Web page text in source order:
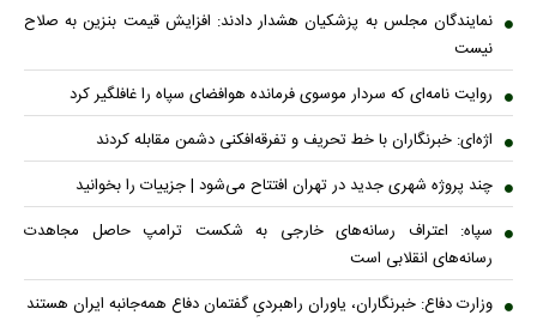
نمایندگان مجلس به پزشکیان هشدار دادند: افزایش قیمت بنزین به صلاح
نیست
روایت نامه‌ای که سردار موسوی فرمانده هوافضای سپاه را غافلگیر کرد
اژه‌ای: خبرنگاران با خط تحریف و تفرقه‌افکنی دشمن مقابله کردند
چند پروژه شهری جدید در تهران افتتاح می‌شود | جزییات را بخوانید
سپاه: اعتراف رسانه‌های خارجی به شکست ترامپ حاصل مجاهدت
رسانه‌های انقلابی است
وزارت دفاع: خبرنگاران، یاوران راهبردیِ گفتمان دفاع همه‌جانبه ایران هستند